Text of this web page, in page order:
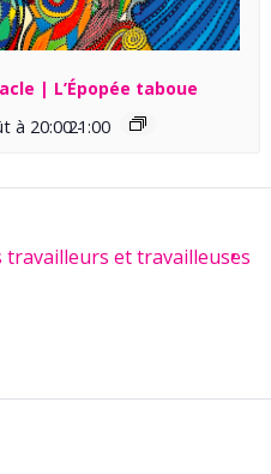
| L’Épopée taboue
à 20:00 -
21:00
et travailleuses